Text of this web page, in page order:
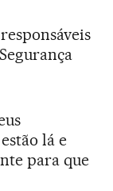
lá e
para que